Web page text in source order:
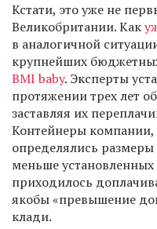
Кстати, это уже не
Великобритании. Как
в аналогичной
крупнейших
BMI baby. Эксперты
протяжении трех лет
заставляя их
Контейнеры
определялись
меньше установленных
приходилось
якобы «превышение
клади.